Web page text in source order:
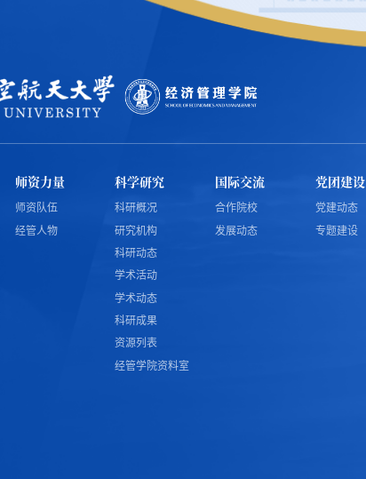
师资力量
师资队伍
经管人物
科学研究
科研概况
研究机构
科研动态
学术活动
学术动态
科研成果
资源列表
经管学院资料室
国际交流
合作院校
发展动态
党团建设
党建动态
专题建设